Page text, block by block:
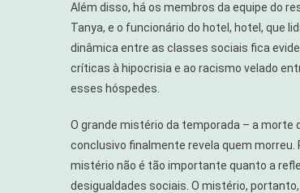
Além disso, há os membros da equipe do
Tanya, e o funcionário do hotel, hotel, que
dinâmica entre as classes sociais fica
críticas à hipocrisia e ao racismo velado
esses hóspedes.
O grande mistério da temporada – a morte
conclusivo finalmente revela quem morreu.
mistério não é tão importante quanto a
desigualdades sociais. O mistério,